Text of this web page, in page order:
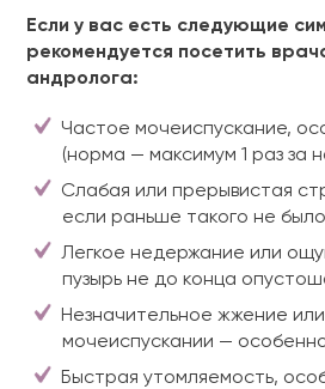
Если у вас есть следующие
рекомендуется посетить
андролога:
Частое мочеиспускание,
(норма — максимум 1 раз за
Слабая или прерывистая
если раньше такого не было
Легкое недержание или
пузырь не до конца
Незначительное жжение
мочеиспускании —
Быстрая утомляемость,